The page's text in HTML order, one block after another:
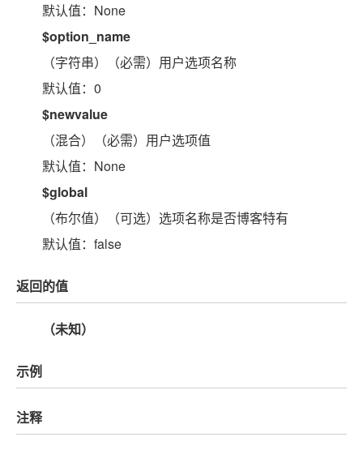
默认值：None
$option_name
（字符串）（必需）用户选项名称
默认值：0
$newvalue
（混合）（必需）用户选项值
默认值：None
$global
（布尔值）（可选）选项名称是否博客特有
默认值：false
返回的值
（未知）
示例
注释